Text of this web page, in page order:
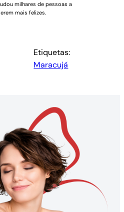
milhares de pessoas a
mais felizes.
Etiquetas:
Maracujá